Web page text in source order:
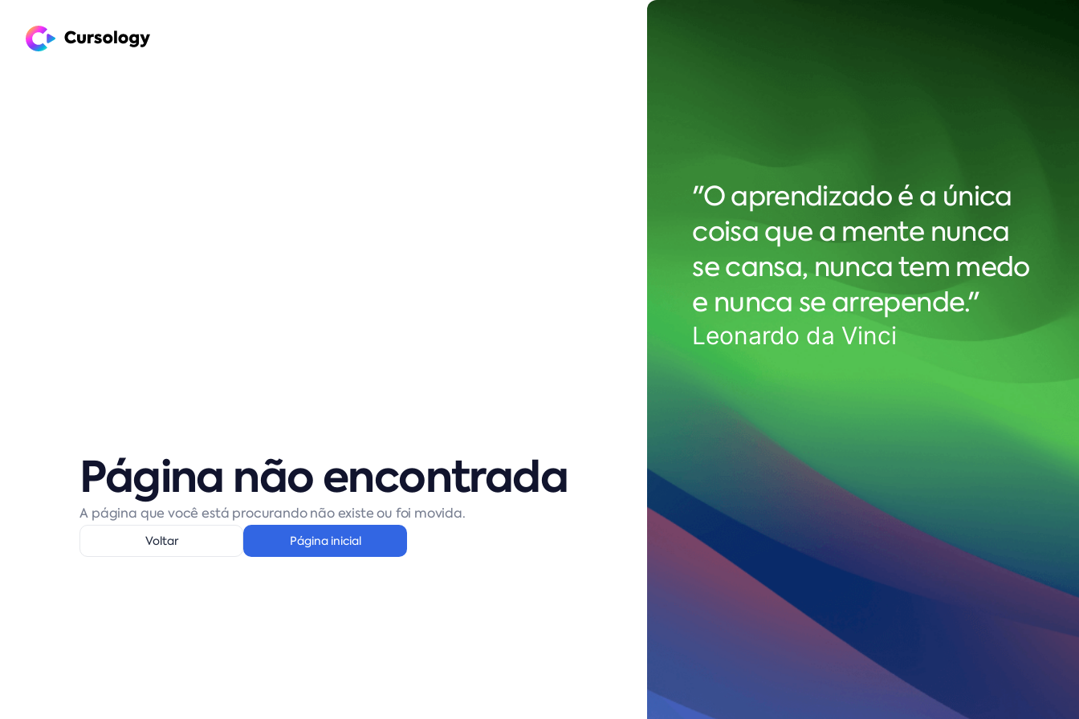
Página não encontrada
A página que você está procurando não existe ou foi movida.
Voltar Página inicial